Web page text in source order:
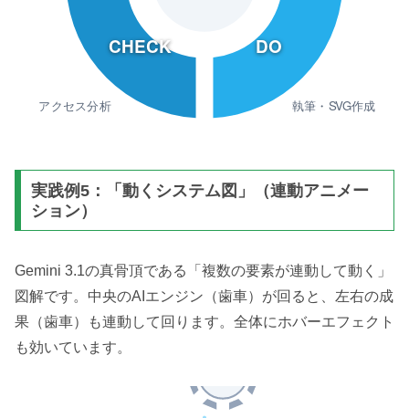
DO
執筆・SVG作成
CHECK
アクセス分析
実践例5：「動くシステム図」（連動アニメー
ション）
Gemini 3.1の真骨頂である「複数の要素が連動して動く」
図解です。中央のAIエンジン（歯車）が回ると、左右の成
果（歯車）も連動して回ります。全体にホバーエフェクト
も効いています。